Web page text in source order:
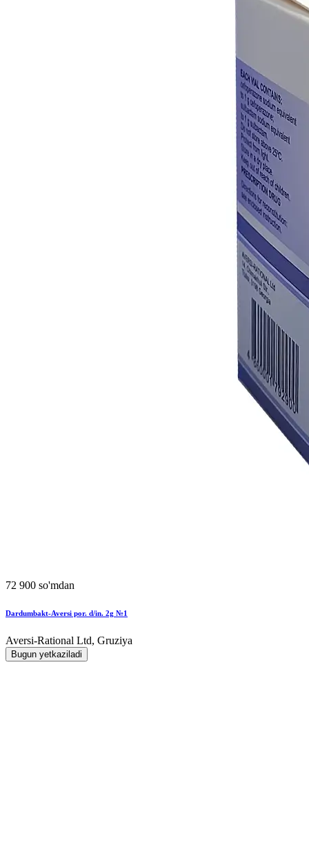
72 900 so'mdan
Dardumbakt-Aversi por. d/in. 2g №1
Aversi-Rational Ltd, Gruziya
Bugun yetkaziladi